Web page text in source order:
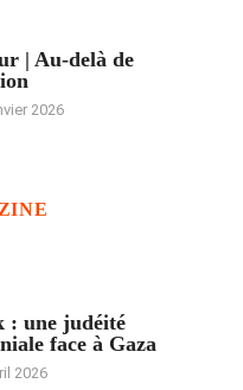
| Au-delà de
2026
: une judéité
face à Gaza
2026